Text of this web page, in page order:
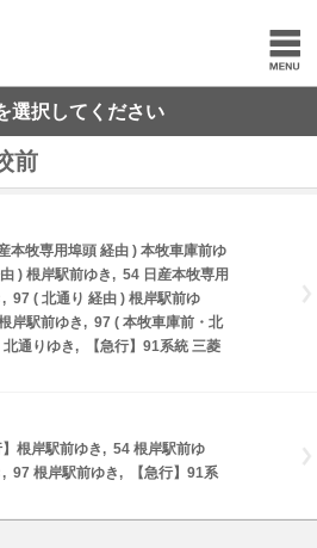
選択してください
前
本牧専用埠頭 経由 ) 本牧車庫前ゆ
) 根岸駅前ゆき, 54 日産本牧専用
97 ( 北通り 経由 ) 根岸駅前ゆ
岸駅前ゆき, 97 ( 本牧車庫前・北
通りゆき, 【急行】91系統 三菱
根岸駅前ゆき, 54 根岸駅前ゆ
97 根岸駅前ゆき, 【急行】91系